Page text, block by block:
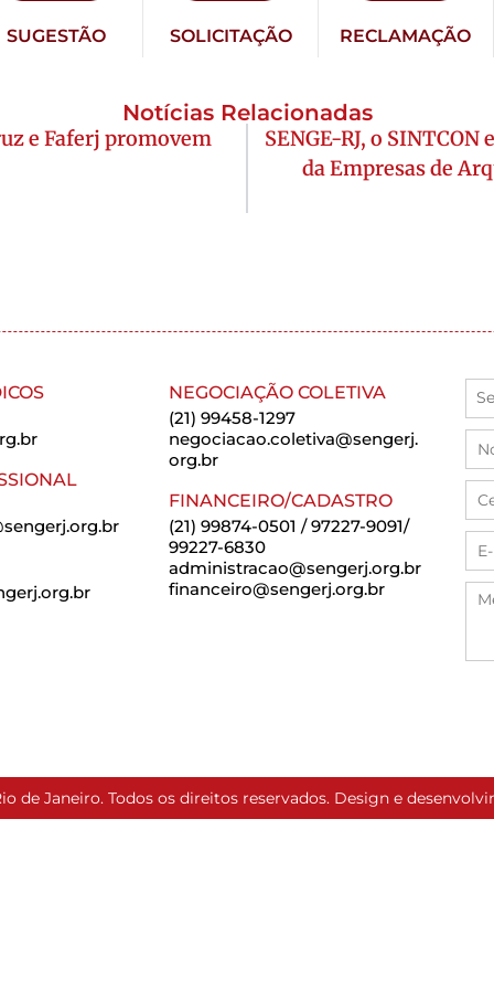
SUGESTÃO SOLICITAÇÃO RECLAMAÇÃO
Notícias Relacionadas
e Faferj promovem
SENGE-RJ, o
da Empresas de
NEGOCIAÇÃO COLETIVA
(21) 99458-1297
negociacao.coletiva@sengerj.
org.br
FINANCEIRO/CADASTRO
(21) 99874-0501 / 97227-9091/
99227-6830
administracao@sengerj.org.br
financeiro@sengerj.org.br
de Janeiro. Todos os direitos reservados. Design e